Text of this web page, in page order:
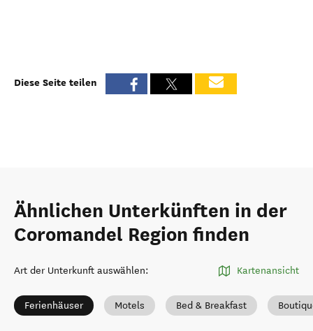
Diese Seite teilen
Ähnlichen Unterkünften in der
Coromandel Region finden
Art der Unterkunft auswählen: Kartenansicht
Ferienhäuser Motels Bed & Breakfast